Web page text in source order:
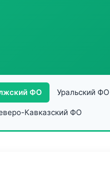
ФО Уральский ФО
Кавказский ФО